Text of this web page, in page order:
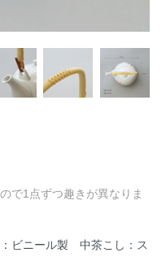
で1点ずつ趣きが異なりま
ビニール製 中茶こし：ス